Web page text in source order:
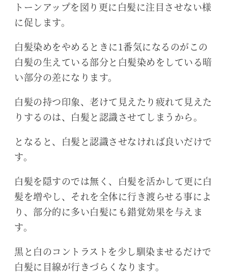
トーンアップを図り更に白髪に注目させない様
に促します。
白髪染めをやめるときに1番気になるのがこの
白髪の生えている部分と白髪染めをしている暗
い部分の差になります。
白髪の持つ印象、老けて見えたり疲れて見えた
りするのは、白髪と認識させてしまうから。
となると、白髪と認識させなければ良いだけで
す。
白髪を隠すのでは無く、白髪を活かして更に白
髪を増やし、それを全体に行き渡らせる事によ
り、部分的に多い白髪にも錯覚効果を与えま
す。
黒と白のコントラストを少し馴染ませるだけで
白髪に目線が行きづらくなります。